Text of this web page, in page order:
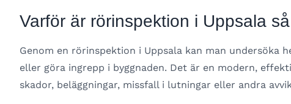
Varför är rörinspektion i Uppsala
Genom en rörinspektion i Uppsala kan man undersöka
eller göra ingrepp i byggnaden. Det är en modern,
skador, beläggningar, missfall i lutningar eller andra